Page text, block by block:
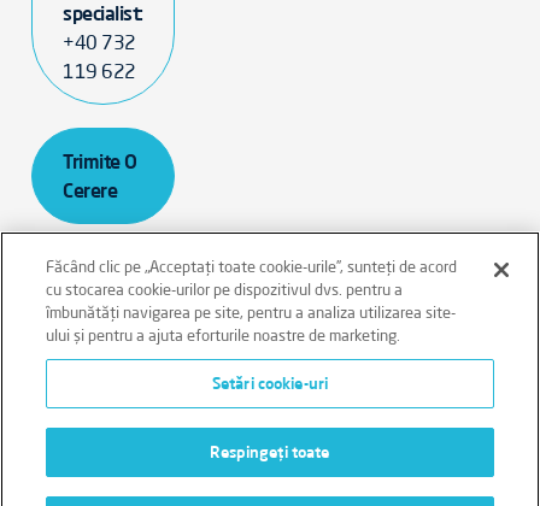
specialist:
+40 732
119 622
Trimite O
Cerere
Aviz Legal Cookies
Confidențialitate
Termeni şi Condiţii
Făcând clic pe „Acceptați toate cookie-urile”, sunteți de acord
cu stocarea cookie-urilor pe dispozitivul dvs. pentru a
îmbunătăți navigarea pe site, pentru a analiza utilizarea site-
ului și pentru a ajuta eforturile noastre de marketing.
Setări cookie-uri
Respingeți toate